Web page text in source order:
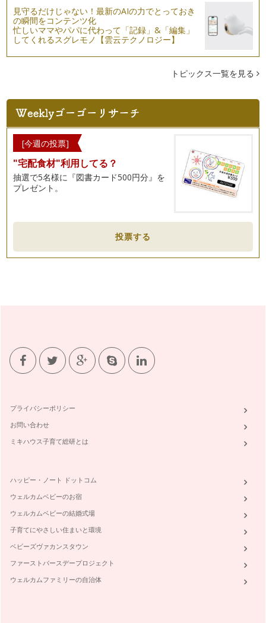
お歌を使って楽しくベビーサイン
これまで、基本的なサイン・日常生活で使えるサイン・お出か
けで使えるサインをご紹介してきまし…
ベビーサインのコラムも4ヵ月目となりました。今回は、日常
生活でママが毎日教えられるサインを…
季節のサイン（春編） ＊お出かけ編
3月半ば、少しずつ暖かい日も増えてきました。皆さんはいか
がお過ごしですか？ 外出す…
春から始めよう！ベビーサイン教室って何をしている？
早春になりました。 ベビーサイン教室も様々な場所で催され
ベビーサインの４つメリット
２人の子育てやクラスに通っていらっしゃる生徒さんのお話を
聞くとベビーサインをやって良かった…
めは、【おっぱい（ミルク）…
いつからはじめたらいいの？
「ベビーサイン」という名前は、アメリカのリンダ・アクレド
ロ博士と、スーザン・グッドウィン博…
見守るだけじゃない！最新のAIの力でとっておき
の瞬間をコンテンツ化
忙しいママやパパに代わって「記録」&「編集」
してくれるスグレモノ【雲云テクノロジー】
トピックス一覧を見る
[今週の投票]
"宅配食材"利用してる？
抽選で5名様に『図書カード500円分』を
プレゼント。
投票する
プライバシーポリシー
お問い合わせ
ミキハウス子育て総研とは
ハッピー・ノート ドットコム
ウェルカムベビーのお宿
ウェルカムベビーの結婚式場
子育てにやさしい住まいと環境
ベビーズヴァカンスタウン
ファーストバースデープロジェクト
ウェルカムファミリーの自治体